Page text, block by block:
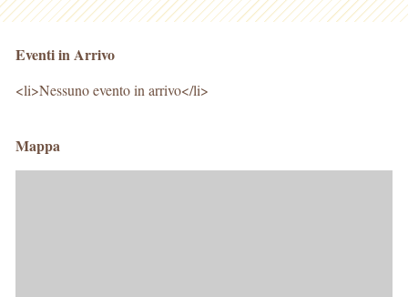
Eventi in Arrivo
<li>Nessuno evento in arrivo</li>
Mappa